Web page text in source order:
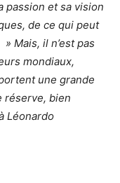
passion et sa vision
de ce qui peut
Mais, il n’est pas
mondiaux,
une grande
réserve, bien
Léonardo